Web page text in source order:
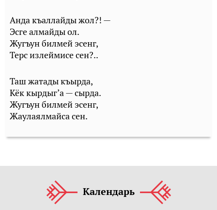
Анда къаллайды жол?! —
Эсге алмайды ол.
Жугъун билмей эсенг,
Терс излеймисе сен?..
Таш жатады къырда,
Кёк кырдыг’а — сырда.
Жугъун билмей эсенг,
Жаулаялмайса сен.
Календарь